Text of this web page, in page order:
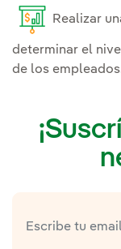
Realizar
determinar el
de los